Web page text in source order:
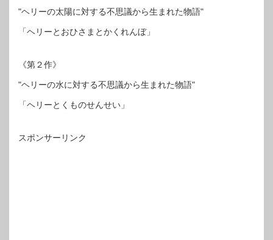
"ヘリーの太陽に対する不思議から生まれた物語"
「ヘリーとおひさまとかくれんぼ」
《第２作》
"ヘリーの水に対する不思議から生まれた物語"
「ヘリーとくものせんせい」
スポンサーリンク